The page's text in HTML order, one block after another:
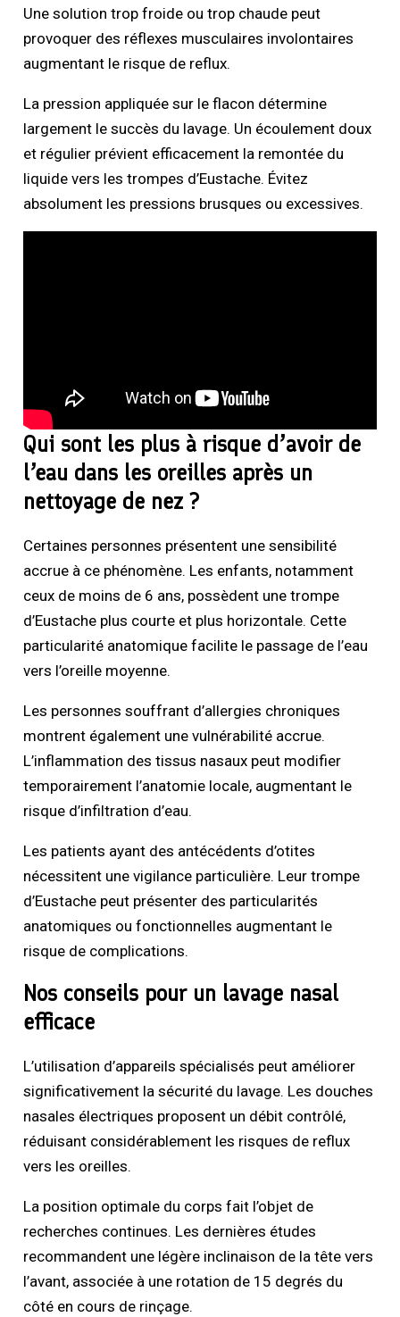
Une solution trop froide ou trop chaude peut
provoquer des réflexes musculaires involontaires
augmentant le risque de reflux.
La pression appliquée sur le flacon détermine
largement le succès du lavage. Un écoulement doux
et régulier prévient efficacement la remontée du
liquide vers les trompes d’Eustache. Évitez
absolument les pressions brusques ou excessives.
Qui sont les plus à risque d’avoir de
l’eau dans les oreilles après un
nettoyage de nez ?
Certaines personnes présentent une sensibilité
accrue à ce phénomène. Les enfants, notamment
ceux de moins de 6 ans, possèdent une trompe
d’Eustache plus courte et plus horizontale. Cette
particularité anatomique facilite le passage de l’eau
vers l’oreille moyenne.
Les personnes souffrant d’allergies chroniques
montrent également une vulnérabilité accrue.
L’inflammation des tissus nasaux peut modifier
temporairement l’anatomie locale, augmentant le
risque d’infiltration d’eau.
Les patients ayant des antécédents d’otites
nécessitent une vigilance particulière. Leur trompe
d’Eustache peut présenter des particularités
anatomiques ou fonctionnelles augmentant le
risque de complications.
Nos conseils pour un lavage nasal
efficace
L’utilisation d’appareils spécialisés peut améliorer
significativement la sécurité du lavage. Les douches
nasales électriques proposent un débit contrôlé,
réduisant considérablement les risques de reflux
vers les oreilles.
La position optimale du corps fait l’objet de
recherches continues. Les dernières études
recommandent une légère inclinaison de la tête vers
l’avant, associée à une rotation de 15 degrés du
côté en cours de rinçage.